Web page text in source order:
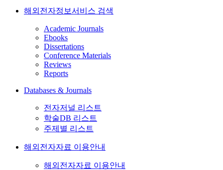
해외전자정보서비스 검색
Academic Journals
Ebooks
Dissertations
Conference Materials
Reviews
Reports
Databases & Journals
전자저널 리스트
학술DB 리스트
주제별 리스트
해외전자자료 이용안내
해외전자자료 이용안내